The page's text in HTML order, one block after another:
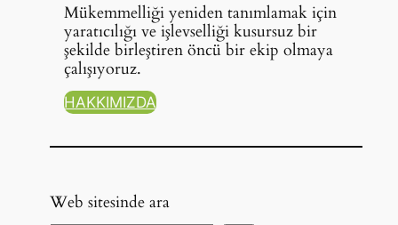
Mükemmelliği yeniden tanımlamak için
yaratıcılığı ve işlevselliği kusursuz bir
şekilde birleştiren öncü bir ekip olmaya
çalışıyoruz.
HAKKIMIZDA
Web sitesinde ara